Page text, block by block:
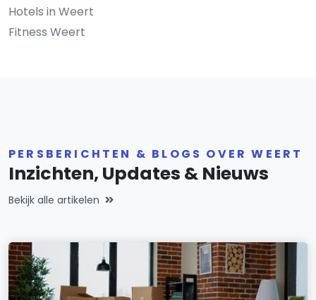
Hotels in Weert
Fitness Weert
PERSBERICHTEN & BLOGS OVER WEERT
Inzichten, Updates & Nieuws
Bekijk alle artikelen